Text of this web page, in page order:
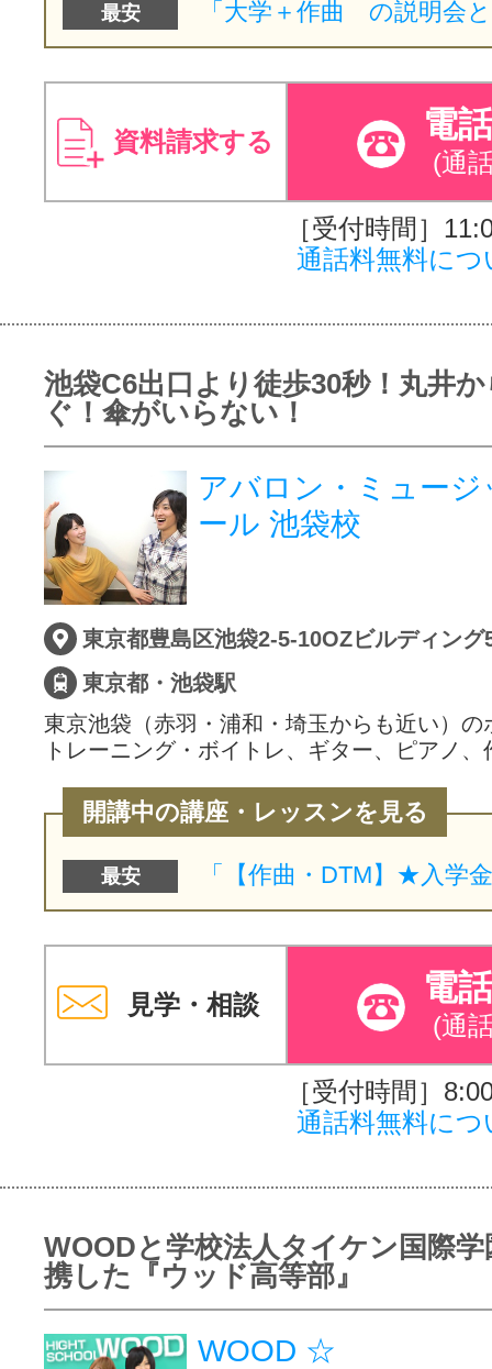
最安
資料請求する 電
(通
［受付時間］
通話料無料につ
池袋C6出口より徒歩30秒！丸井
ぐ！傘がいらない！
アバロン・ミュー
ール 池袋校
東京都豊島区池袋2-5-10OZビルディング
東京都・池袋駅
東京池袋（赤羽・浦和・埼玉からも近い）の
トレーニング・ボイトレ、ギター、ピアノ
開講中の講座・レッスンを見る
最安
見学・相談 電
(通
［受付時間］
通話料無料につ
WOODと学校法人タイケン国際学
携した『ウッド高等部』
WOOD ☆